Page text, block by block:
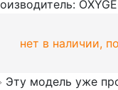
нет в наличии,
Эту модель уже